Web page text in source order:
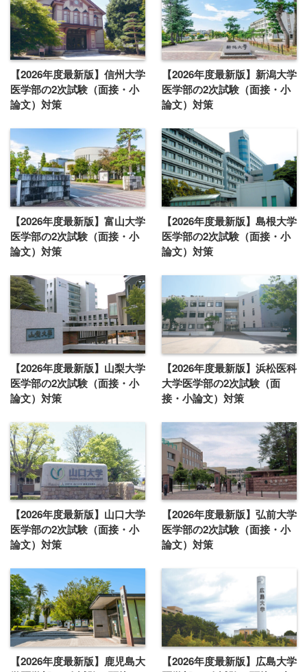
【2026年度最新版】信州大学
医学部の2次試験（面接・小
論文）対策
【2026年度最新版】新潟大学
医学部の2次試験（面接・小
論文）対策
【2026年度最新版】富山大学
医学部の2次試験（面接・小
論文）対策
【2026年度最新版】島根大学
医学部の2次試験（面接・小
論文）対策
【2026年度最新版】山梨大学
医学部の2次試験（面接・小
論文）対策
【2026年度最新版】浜松医科
大学医学部の2次試験（面
接・小論文）対策
【2026年度最新版】山口大学
医学部の2次試験（面接・小
論文）対策
【2026年度最新版】弘前大学
医学部の2次試験（面接・小
論文）対策
【2026年度最新版】鹿児島大
【2026年度最新版】広島大学